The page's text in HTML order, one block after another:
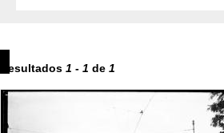
Resultados 1 - 1 de 1